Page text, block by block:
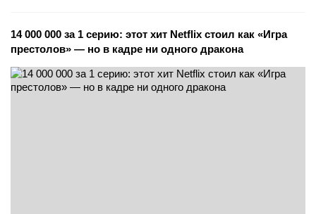
14 000 000 за 1 серию: этот хит Netflix стоил как «Игра
престолов» — но в кадре ни одного дракона